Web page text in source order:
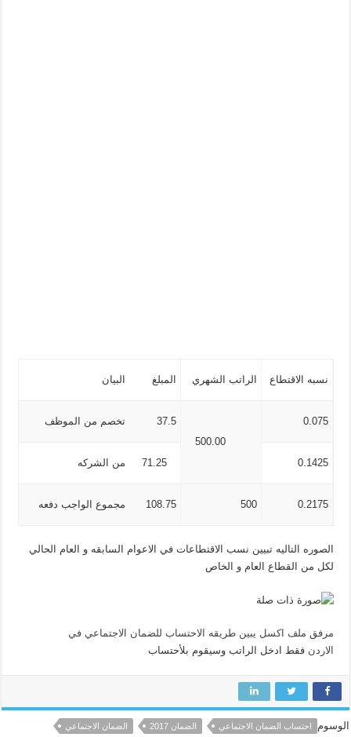
نسبه الاقتطاع الراتب الشهري المبلغ البيان
0.075
500.00
37.5 تخصم من الموظف
0.1425
71.25 من الشركه
0.2175
500
108.75 مجموع الواجب دفعه
الصوره التاليه تبيين نسب الاقتطاعات في الاعوام السابقه و العام الحالي
لكل من القطاع العام و الخاص
مرفق ملف اكسل يبين طريقه الاحتساب للضمان الاجتماعي في
الاردنفقط ادخل الراتب وسيقوم بلأحتساب
الوسوم احتساب الضمان الاجتماعي الضمان 2017 الضمان الاجتماعي